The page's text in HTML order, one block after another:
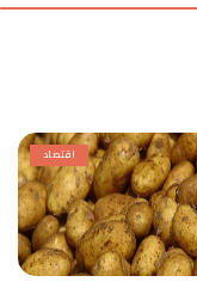
اقتصاد